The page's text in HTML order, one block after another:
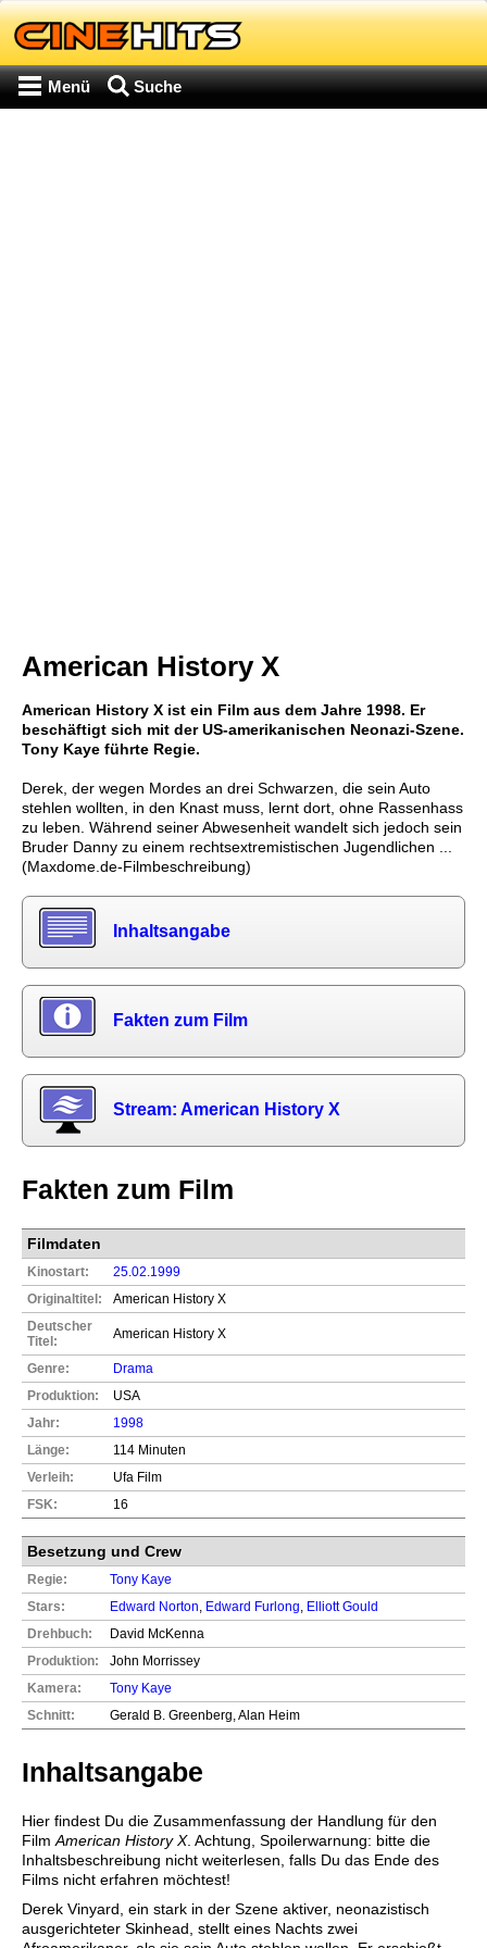
Menü Suche
American History X
American History X ist ein Film aus dem Jahre 1998. Er
beschäftigt sich mit der US-amerikanischen Neonazi-Szene.
Tony Kaye führte Regie.
Derek, der wegen Mordes an drei Schwarzen, die sein Auto
stehlen wollten, in den Knast muss, lernt dort, ohne Rassenhass
zu leben. Während seiner Abwesenheit wandelt sich jedoch sein
Bruder Danny zu einem rechtsextremistischen Jugendlichen ...
(Maxdome.de-Filmbeschreibung)
Inhaltsangabe
Fakten zum Film
Stream: American History X
Fakten zum Film
Filmdaten
Kinostart:
25.02.1999
Originaltitel:
American History X
Deutscher
Titel:
American History X
Genre:
Drama
Produktion:
USA
Jahr:
1998
Länge:
114 Minuten
Verleih:
Ufa Film
FSK:
16
Besetzung und Crew
Regie:
Tony Kaye
Stars:
Edward Norton, Edward Furlong, Elliott Gould
Drehbuch:
David McKenna
Produktion:
John Morrissey
Kamera:
Tony Kaye
Schnitt:
Gerald B. Greenberg, Alan Heim
Inhaltsangabe
Hier findest Du die Zusammenfassung der Handlung für den
Film American History X. Achtung, Spoilerwarnung: bitte die
Inhaltsbeschreibung nicht weiterlesen, falls Du das Ende des
Films nicht erfahren möchtest!
Derek Vinyard, ein stark in der Szene aktiver, neonazistisch
ausgerichteter Skinhead, stellt eines Nachts zwei